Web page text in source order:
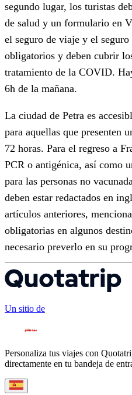
segundo lugar, los turistas
de salud y un formulario en
el seguro de viaje y el
obligatorios y deben cubrir
tratamiento de la COVID.
6h de la mañana.
La ciudad de Petra es
para aquellas que presenten
72 horas. Para el regreso a
PCR o antigénica, así como
para las personas no
deben estar redactados en
artículos anteriores,
obligatorias en algunos
necesario preverlo en su
Un sitio de
Personaliza tus viajes con
directamente en tu bandeja de